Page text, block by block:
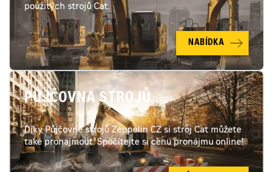
použitých strojů Cat.
NABÍDKA
PŮJČOVNA STROJŮ
Díky Půjčovně strojů Zeppelin CZ si stroj Cat můžete
také pronajmout. Spočítejte si cenu pronájmu online!